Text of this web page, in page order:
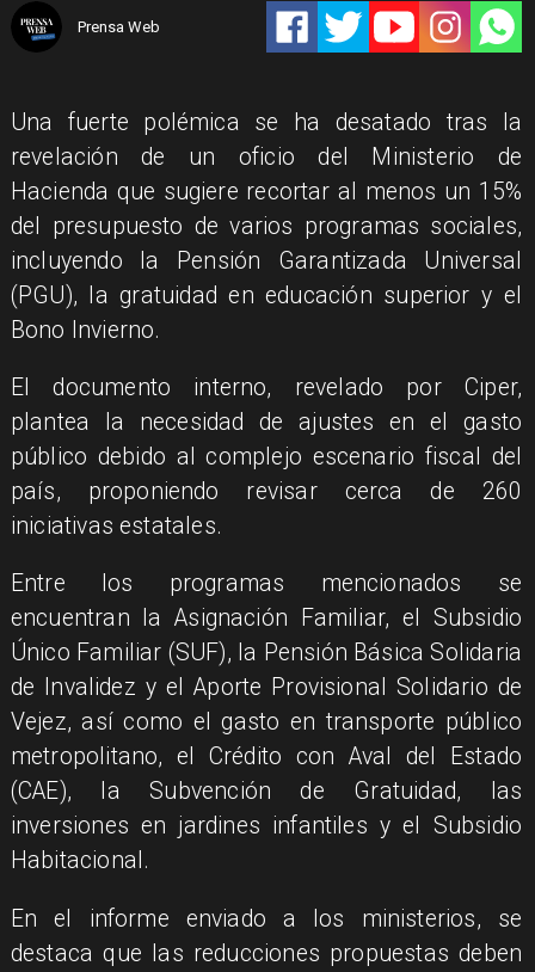
Prensa Web
Una fuerte polémica se ha desatado tras la
revelación de un oficio del Ministerio de
Hacienda que sugiere recortar al menos un 15%
del presupuesto de varios programas sociales,
incluyendo la Pensión Garantizada Universal
(PGU), la gratuidad en educación superior y el
Bono Invierno.
El documento interno, revelado por Ciper,
plantea la necesidad de ajustes en el gasto
público debido al complejo escenario fiscal del
país, proponiendo revisar cerca de 260
iniciativas estatales.
Entre los programas mencionados se
encuentran la Asignación Familiar, el Subsidio
Único Familiar (SUF), la Pensión Básica Solidaria
de Invalidez y el Aporte Provisional Solidario de
Vejez, así como el gasto en transporte público
metropolitano, el Crédito con Aval del Estado
(CAE), la Subvención de Gratuidad, las
inversiones en jardines infantiles y el Subsidio
Habitacional.
En el informe enviado a los ministerios, se
destaca que las reducciones propuestas deben